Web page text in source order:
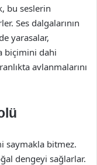
bu seslerin
Ses dalgalarının
yarasalar,
biçimini dahi
avlanmalarını
saymakla bitmez.
dengeyi sağlarlar.